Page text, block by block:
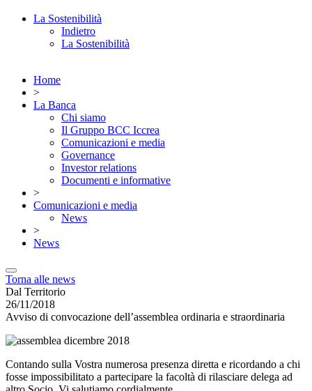
La Sostenibilità
Indietro
La Sostenibilità
Home
>
La Banca
Chi siamo
Il Gruppo BCC Iccrea
Comunicazioni e media
Governance
Investor relations
Documenti e informative
>
Comunicazioni e media
News
>
News
Torna alle news
Dal Territorio
26/11/2018
Avviso di convocazione dell’assemblea ordinaria e straordinaria
Contando sulla Vostra numerosa presenza diretta e ricordando a chi
fosse impossibilitato a partecipare la facoltà di rilasciare delega ad